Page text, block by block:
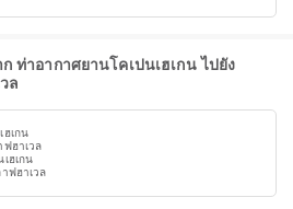
ท่าอากาศยานโคเปนเฮเกน ไปยัง
ล
ฮเกน
ฮาเวล
ฮเกน
ฟฮาเวล